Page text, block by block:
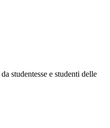
studentesse e studenti delle